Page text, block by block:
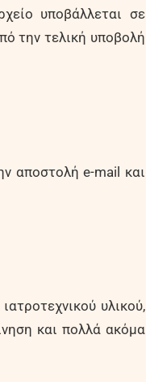
υποβάλλεται σε
την τελική υποβολή
αποστολή e-mail και
υλικού,
και πολλά ακόμα